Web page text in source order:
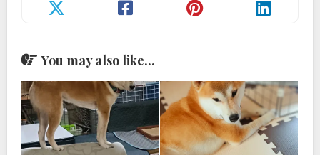
You may also like...